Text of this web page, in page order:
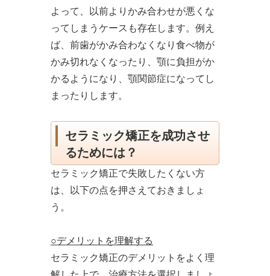
よって、以前よりかみ合わせが悪くな
ってしまうケースも存在します。例え
ば、前歯がかみ合わなくなり食べ物が
かみ切れなくなったり、顎に負担がか
かるようになり、顎関節症になってし
まったりします。
セラミック矯正を成功させ
るためには？
セラミック矯正で失敗したくない方
は、以下の点を押さえておきましょ
う。
○デメリットを理解する
セラミック矯正のデメリットをよく理